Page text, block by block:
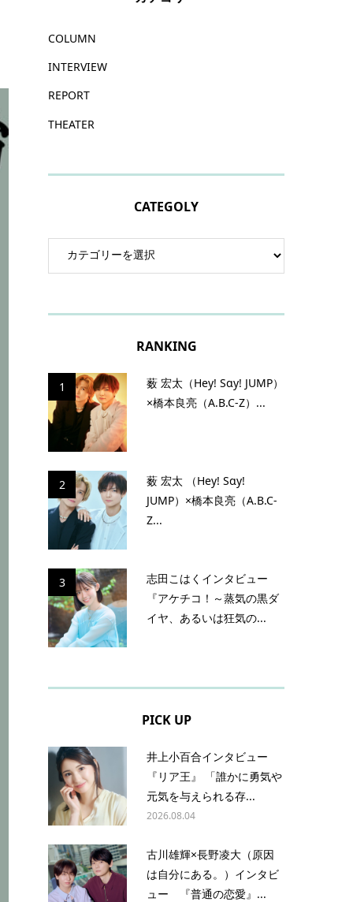
COLUMN
INTERVIEW
REPORT
THEATER
CATEGOLY
RANKING
1
薮 宏太（Hey! Sɑy! JUMP）
×橋本良亮（A.B.C-Z）...
2
薮 宏太 （Hey! Sɑy!
JUMP）×橋本良亮（A.B.C-
Z...
3
志田こはくインタビュー
『アケチコ！～蒸気の黒ダ
イヤ、あるいは狂気の...
PICK UP
井上小百合インタビュー
『リア王』 「誰かに勇気や
元気を与えられる存...
2026.08.04
古川雄輝×長野凌大（原因
は自分にある。）インタビ
ュー 『普通の恋愛』...